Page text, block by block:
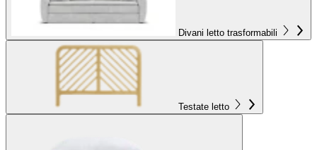
Divani letto trasformabili
Testate letto